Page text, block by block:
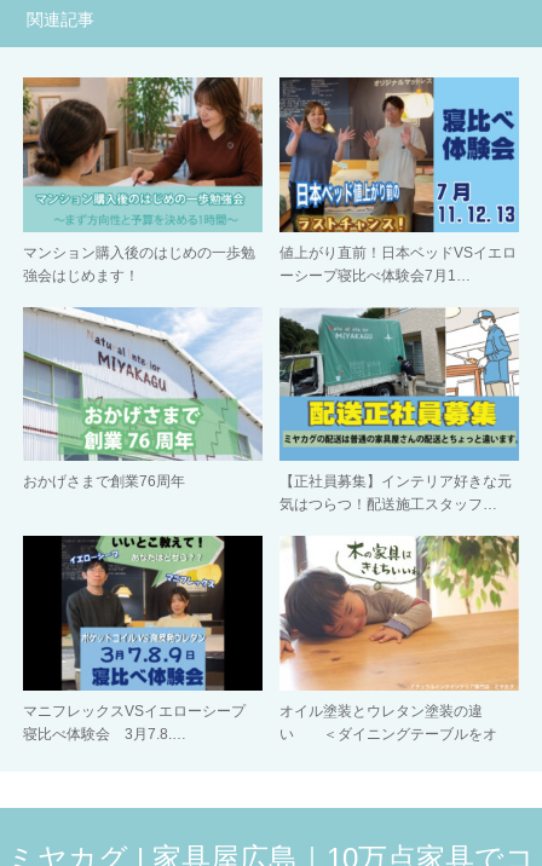
関連記事
マンション購入後のはじめの一歩勉
強会はじめます！
値上がり直前！日本ベッドVSイエロ
ーシープ寝比べ体験会7月1…
おかげさまで創業76周年
【正社員募集】インテリア好きな元
気はつらつ！配送施工スタッフ…
マニフレックスVSイエローシープ
寝比べ体験会 3月7.8.…
オイル塗装とウレタン塗装の違
い ＜ダイニングテーブルをオ
ミヤカグ | 家具屋広島｜10万点家具でコ